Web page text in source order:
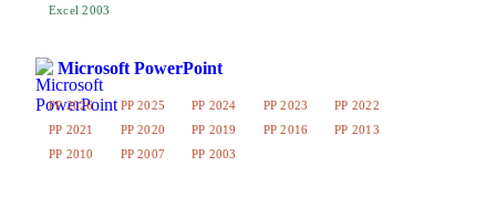
Excel 2003
Microsoft PowerPoint
PP 2026 PP 2025 PP 2024 PP 2023
PP 2022
PP 2021
PP 2020 PP 2019 PP 2016
PP 2013
PP 2010
PP 2007 PP 2003